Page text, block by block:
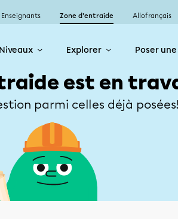
Enseignants Zone d’entraide Allofrançais
Niveaux Explorer Poser
est en
parmi celles déjà